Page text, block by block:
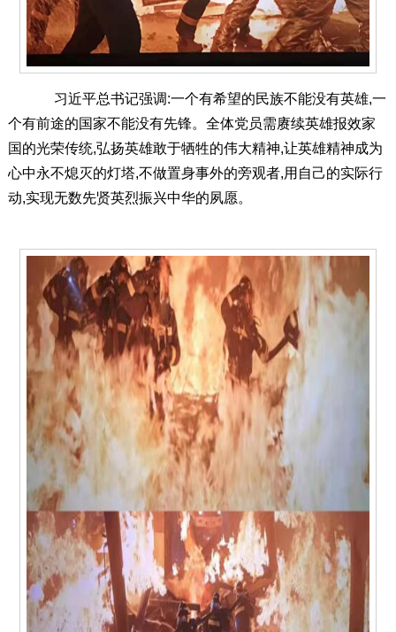
习近平总书记强调:一个有希望的民族不能没有英雄,一
个有前途的国家不能没有先锋。全体党员需赓续英雄报效家
国的光荣传统,弘扬英雄敢于牺牲的伟大精神,让英雄精神成为
心中永不熄灭的灯塔,不做置身事外的旁观者,用自己的实际行
动,实现无数先贤英烈振兴中华的夙愿。